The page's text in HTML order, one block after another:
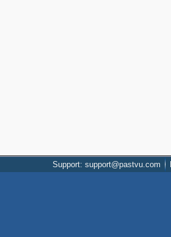
Support: support@pastvu.com